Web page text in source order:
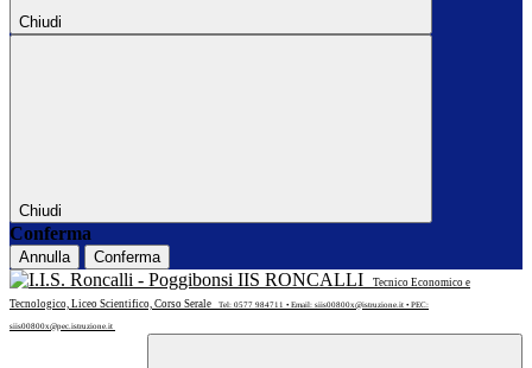
Chiudi
Chiudi
Conferma
Annulla Conferma
IIS RONCALLI
Tecnico Economico e
Tecnologico, Liceo Scientifico, Corso Serale
Tel: 0577 984711 • Email: siis00800x@istruzione.it • PEC:
siis00800x@pec.istruzione.it